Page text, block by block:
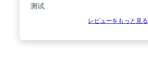
测试
レビューをもっと見る